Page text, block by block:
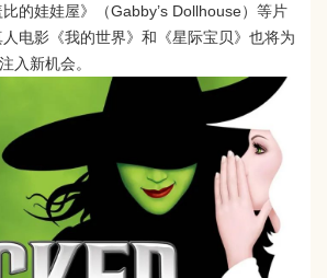
的娃娃屋》（Gabby’s Dollhouse）等片
电影《我的世界》和《星际宝贝》也将为
入新机会。